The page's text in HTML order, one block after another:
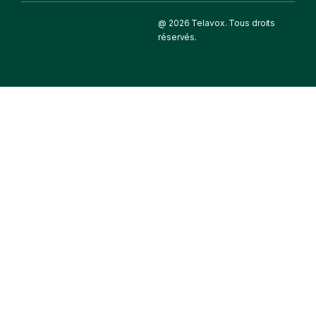
@ 2026 Telavox. Tous droits
réservés.